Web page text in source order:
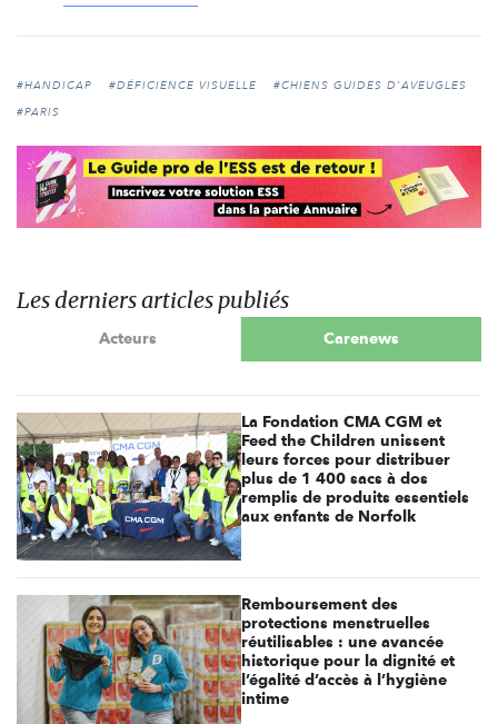
#HANDICAP #DÉFICIENCE VISUELLE
#CHIENS GUIDES D'AVEUGLES
#PARIS
Les derniers articles publiés
Acteurs Carenews
La Fondation CMA CGM et
Feed the Children unissent
leurs forces pour distribuer
plus de 1 400 sacs à dos
remplis de produits essentiels
aux enfants de Norfolk
Remboursement des
protections menstruelles
réutilisables : une avancée
historique pour la dignité et
l’égalité d’accès à l’hygiène
intime